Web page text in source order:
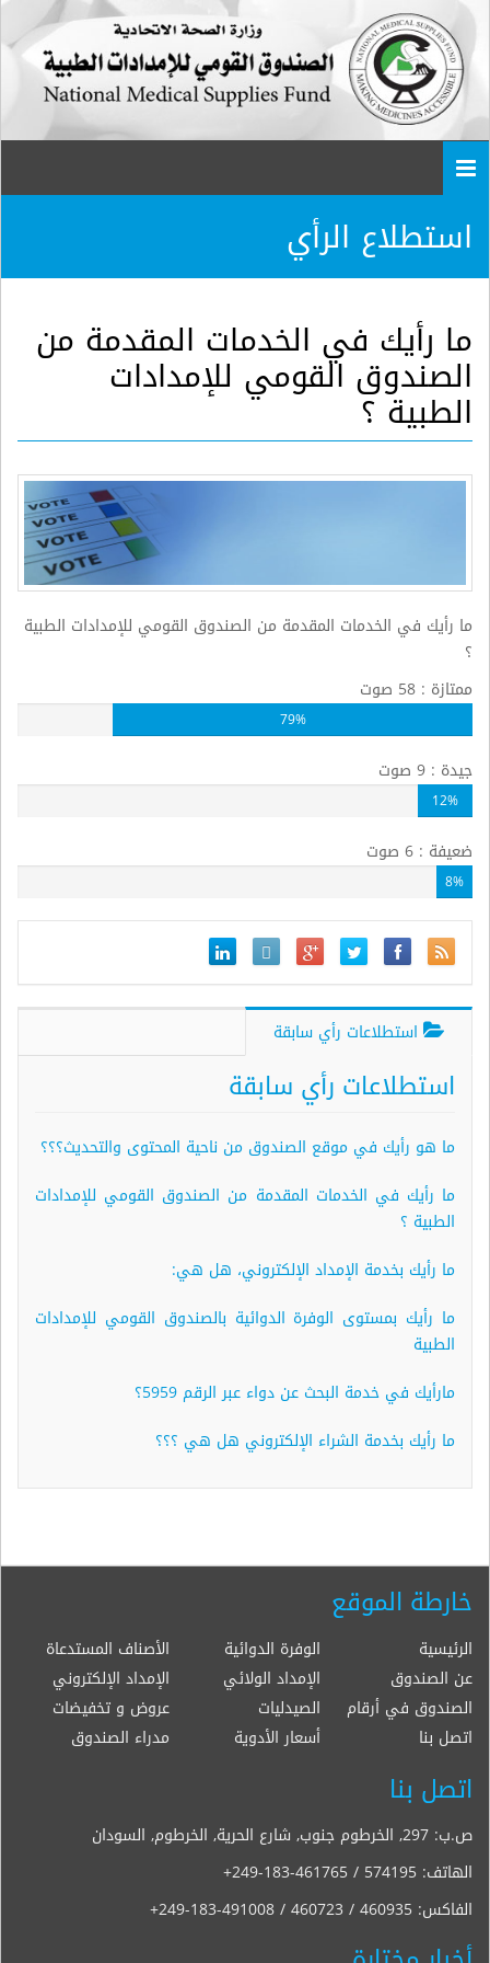
استطلاع الرأي
ما رأيك في الخدمات المقدمة من
الصندوق القومي للإمدادات
الطبية ؟
ما رأيك في الخدمات المقدمة من الصندوق القومي للإمدادات الطبية
؟
ممتازة : 58 صوت
79%
جيدة : 9 صوت
12%
ضعيفة : 6 صوت
8%
استطلاعات رأي سابقة
استطلاعات رأي سابقة
ما هو رأيك في موقع الصندوق من ناحية المحتوى والتحديث؟؟؟
ما رأيك في الخدمات المقدمة من الصندوق القومي للإمدادات
الطبية ؟
ما رأيك بخدمة الإمداد الإلكتروني، هل هي:
ما رأيك بمستوى الوفرة الدوائية بالصندوق القومي للإمدادات
الطبية
مارأيك في خدمة البحث عن دواء عبر الرقم 5959؟
ما رأيك بخدمة الشراء الإلكتروني هل هي ؟؟؟
خارطة الموقع
الرئيسية الوفرة الدوائية
الأصناف المستدعاة
عن الصندوق
الإمداد الولائي
الإمداد الإلكتروني
الصندوق في أرقام
الصيدليات
عروض و تخفيضات
اتصل بنا
أسعار الأدوية مدراء الصندوق
اتصل بنا
ص.ب: 297, الخرطوم جنوب, شارع الحرية, الخرطوم, السودان
الهاتف: +249-183-461765 / 574195
الفاكس: +249-183-491008 / 460723 / 460935